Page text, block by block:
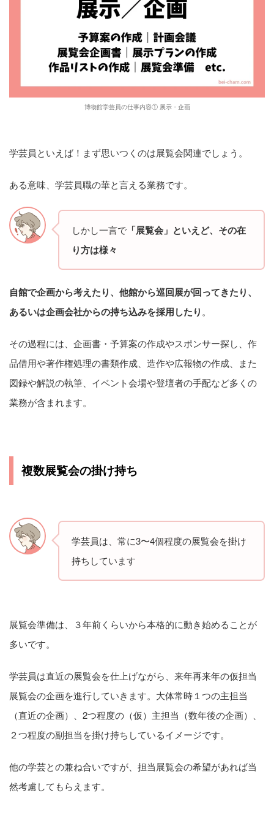
博物館学芸員の仕事内容① 展示・企画
学芸員といえば！まず思いつくのは展覧会関連でしょう。
ある意味、学芸員職の華と言える業務です。
しかし一言で 「展覧会」といえど、 その在
り方は様々
自館で企画から考えたり、他館から巡回展が回ってきたり、
あるいは企画会社からの持ち込みを採用したり。
その過程には、企画書・予算案の作成やスポンサー探し、作
品借用や著作権処理の書類作成、造作や広報物の作成、また
図録や解説の執筆、イベント会場や登壇者の手配など多くの
業務が含まれます。
複数展覧会の掛け持ち
学芸員は、常に3〜4個程度の展覧会を掛け
持ちしています
展覧会準備は、３年前くらいから本格的に動き始めることが
多いです。
学芸員は直近の展覧会を仕上げながら、来年再来年の仮担当
展覧会の企画を進行していきます。大体常時１つの主担当
（直近の企画）、2つ程度の（仮）主担当（数年後の企画）、
２つ程度の副担当を掛け持ちしているイメージです。
他の学芸との兼ね合いですが、担当展覧会の希望があれば当
然考慮してもらえます。